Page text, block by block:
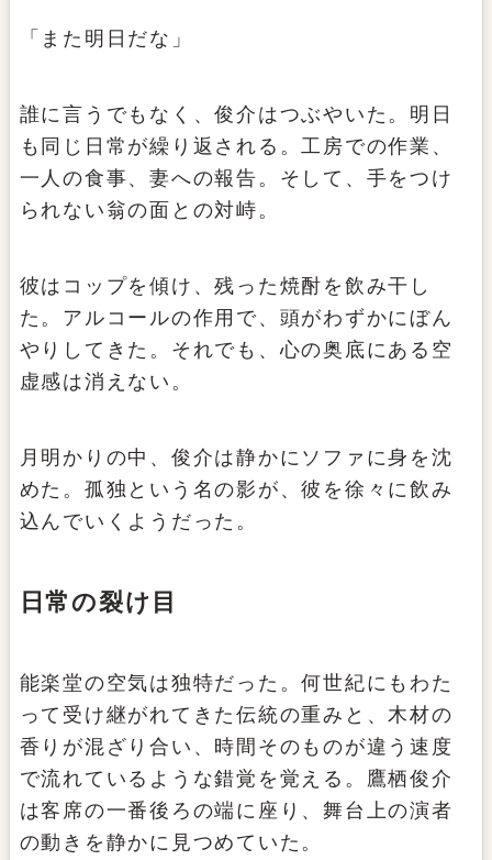
「また明日だな」
誰に言うでもなく、俊介はつぶやいた。明日
も同じ日常が繰り返される。工房での作業、
一人の食事、妻への報告。そして、手をつけ
られない翁の面との対峙。
彼はコップを傾け、残った焼酎を飲み干し
た。アルコールの作用で、頭がわずかにぼん
やりしてきた。それでも、心の奥底にある空
虚感は消えない。
月明かりの中、俊介は静かにソファに身を沈
めた。孤独という名の影が、彼を徐々に飲み
込んでいくようだった。
日常の裂け目
能楽堂の空気は独特だった。何世紀にもわた
って受け継がれてきた伝統の重みと、木材の
香りが混ざり合い、時間そのものが違う速度
で流れているような錯覚を覚える。鷹栖俊介
は客席の一番後ろの端に座り、舞台上の演者
の動きを静かに見つめていた。